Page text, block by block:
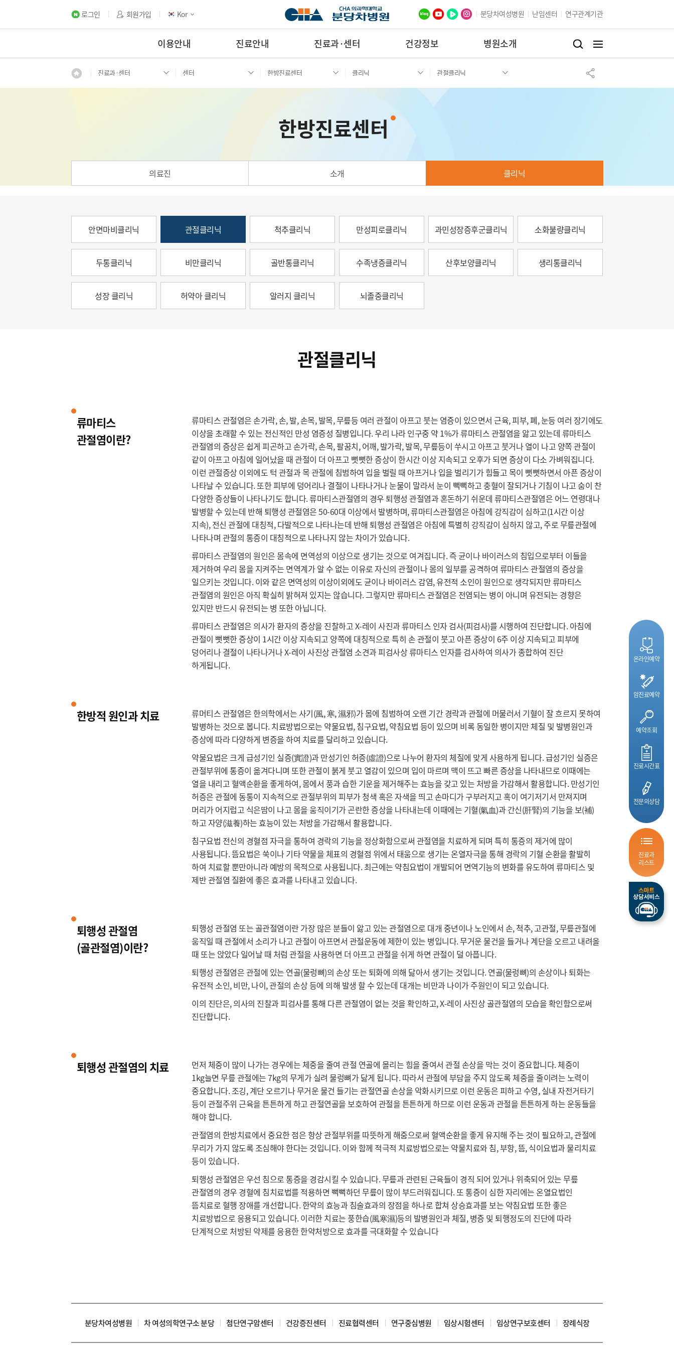
로그인 회원가입 Kor 분당차여성병원 난임센터 연구관계기관
이용안내 진료안내 진료과·센터 건강정보 병원소개
온라인예약
암진료예약
예약조회
진료시간표
전문의상담
진료과
리스트
진료과·센터 센터 한방진료센터 클리닉 관절클리닉
한방진료센터
의료진 소개 클리닉
안면마비클리닉 관절클리닉 척추클리닉 만성피로클리닉 과민성장증후군클리닉 소화불량클리닉
두통클리닉 비만클리닉 골반통클리닉 수족냉증클리닉 산후보양클리닉 생리통클리닉
성장 클리닉 허약아 클리닉 알러지 클리닉 뇌졸중클리닉
관절클리닉
류마티스
관절염이란?
류마티스 관절염은 손가락, 손, 발, 손목, 발목, 무릎등 여러 관절이 아프고 붓는 염증이 있으면서 근육, 피부, 폐, 눈등 여러 장기에도
이상을 초래할 수 있는 전신적인 만성 염증성 질병입니다. 우리 나라 인구중 약 1%가 류마티스 관절염을 앓고 있는데 류마티스
관절염의 증상은 쉽게 피곤하고 손가락, 손목, 팔꿈치, 어깨, 발가락, 발목, 무릎등이 쑤시고 아프고 붓거나 열이 나고 양쪽 관절이
같이 아프고 아침에 일어났을 때 관절이 더 아프고 뻣뻣한 증상이 한시간 이상 지속되고 오후가 되면 증상이 다소 가벼워집니다.
이런 관절증상 이외에도 턱 관절과 목 관절에 침범하여 입을 벌릴 때 아프거나 입을 벌리기가 힘들고 목이 뻣뻣하면서 아픈 증상이
나타날 수 있습니다. 또한 피부에 덩어리나 결절이 나타나거나 눈물이 말라서 눈이 뻑뻑하고 충혈이 잘되거나 기침이 나고 숨이 찬
다양한 증상들이 나타나기도 합니다. 류마티스관절염의 경우 퇴행성 관절염과 혼돈하기 쉬운데 류마티스관절염은 어느 연령대나
발병할 수 있는데 반해 퇴행성 관절염은 50-60대 이상에서 발병하며, 류마티스관절염은 아침에 강직감이 심하고(1시간 이상
지속), 전신 관절에 대칭적, 다발적으로 나타나는데 반해 퇴행성 관절염은 아침에 특별히 강직감이 심하지 않고, 주로 무릎관절에
나타나며 관절의 통증이 대칭적으로 나타나지 않는 차이가 있습니다.
류마티스 관절염의 원인은 몸속에 면역성의 이상으로 생기는 것으로 여겨집니다. 즉 균이나 바이러스의 침입으로부터 이들을
제거하여 우리 몸을 지켜주는 면역계가 알 수 없는 이유로 자신의 관절이나 몸의 일부를 공격하여 류마티스 관절염의 증상을
일으키는 것입니다. 이와 같은 면역성의 이상이외에도 균이나 바이러스 감염, 유전적 소인이 원인으로 생각되지만 류마티스
관절염의 원인은 아직 확실히 밝혀져 있지는 않습니다. 그렇지만 류마티스 관절염은 전염되는 병이 아니며 유전되는 경향은
있지만 반드시 유전되는 병 또한 아닙니다.
류마티스 관절염은 의사가 환자의 증상을 진찰하고 X-레이 사진과 류마티스 인자 검사(피검사)를 시행하여 진단합니다. 아침에
관절이 뻣뻣한 증상이 1시간 이상 지속되고 양쪽에 대칭적으로 특히 손 관절이 붓고 아픈 증상이 6주 이상 지속되고 피부에
덩어리나 결절이 나타나거나 X-레이 사진상 관절염 소견과 피검사상 류마티스 인자를 검사하여 의사가 종합하여 진단
하게됩니다.
한방적 원인과 치료
류머티스 관절염은 한의학에서는 사기(風, 寒, 濕邪)가 몸에 침범하여 오랜 기간 경락과 관절에 머물러서 기혈이 잘 흐르지 못하여
발병하는 것으로 봅니다. 치료방법으로는 약물요법, 침구요법, 약침요법 등이 있으며 비록 동일한 병이지만 체질 및 발병원인과
증상에 따라 다양하게 변증을 하여 치료를 달리하고 있습니다.
약물요법은 크게 급성기인 실증(實證)과 만성기인 허증(虛證)으로 나누어 환자의 체질에 맞게 사용하게 됩니다. 급성기인 실증은
관절부위에 통증이 옮겨다니며 또한 관절이 붉게 붓고 열감이 있으며 입이 마르며 맥이 뜨고 빠른 증상을 나타내므로 이때에는
열을 내리고 혈액순환을 좋게하여, 몸에서 풍과 습한 기운을 제거해주는 효능을 갖고 있는 처방을 가감해서 활용합니다. 만성기인
허증은 관절에 동통이 지속적으로 관절부위의 피부가 청색 혹은 자색을 띄고 손마디가 구부러지고 혹이 여기저기서 만져지며
머리가 어지럽고 식은땀이 나고 몸을 움직이기가 곤란한 증상을 나타내는데 이때에는 기혈(氣血)과 간신(肝腎)의 기능을 보(補)
하고 자양(滋養)하는 효능이 있는 처방을 가감해서 활용합니다.
침구요법 전신의 경혈점 자극을 통하여 경락의 기능을 정상화함으로써 관절염을 치료하게 되며 특히 통증의 제거에 많이
사용됩니다. 뜸요법은 쑥이나 기타 약물을 체표의 경혈점 위에서 태움으로 생기는 온열자극을 통해 경락의 기혈 순환을 활발히
하여 치료할 뿐만아니라 예방의 목적으로 사용됩니다. 최근에는 약침요법이 개발되어 면역기능의 변화를 유도하여 류마티스 및
제반 관절염 질환에 좋은 효과를 나타내고 있습니다.
퇴행성 관절염
(골관절염)이란?
퇴행성 관절염 또는 골관절염이란 가장 많은 분들이 앓고 있는 관절염으로 대개 중년이나 노인에서 손, 척추, 고관절, 무릎관절에
움직일 때 관절에서 소리가 나고 관절이 아프면서 관절운동에 제한이 있는 병입니다. 무거운 물건을 들거나 계단을 오르고 내려올
때 또는 앉았다 일어날 때 처럼 관절을 사용하면 더 아프고 관절을 쉬게 하면 관절이 덜 아픕니다.
퇴행성 관절염은 관절에 있는 연골(물렁뼈)의 손상 또는 퇴화에 의해 닳아서 생기는 것입니다. 연골(물렁뼈)의 손상이나 퇴화는
유전적 소인, 비만, 나이, 관절의 손상 등에 의해 발생 할 수 있는데 대개는 비만과 나이가 주원인이 되고 있습니다.
이의 진단은, 의사의 진찰과 피검사를 통해 다른 관절염이 없는 것을 확인하고, X-레이 사진상 골관절염의 모습을 확인함으로써
진단합니다.
퇴행성 관절염의 치료
먼저 체중이 많이 나가는 경우에는 체중을 줄여 관절 연골에 몰리는 힘을 줄여서 관절 손상을 막는 것이 중요합니다. 체중이
1kg늘면 무릎 관절에는 7kg의 무게가 실려 물렁뼈가 닳게 됩니다. 따라서 관절에 부담을 주지 않도록 체중을 줄이려는 노력이
중요합니다. 조깅, 계단 오르기나 무거운 물건 들기는 관절연골 손상을 악화시키므로 이런 운동은 피하고 수영, 실내 자전거타기
등이 관절주위 근육을 튼튼하게 하고 관절연골을 보호하여 관절을 튼튼하게 하므로 이런 운동과 관절을 튼튼하게 하는 운동들을
해야 합니다.
관절염의 한방치료에서 중요한 점은 항상 관절부위를 따뜻하게 해줌으로써 혈액순환을 좋게 유지해 주는 것이 필요하고, 관절에
무리가 가지 않도록 조심해야 한다는 것입니다. 이와 함께 적극적 치료방법으로는 약물치료와 침, 부항, 뜸, 식이요법과 물리치료
등이 있습니다.
퇴행성 관절염은 우선 침으로 통증을 경감시킬 수 있습니다. 무릎과 관련된 근육들이 경직 되어 있거나 위축되어 있는 무릎
관절염의 경우 경혈에 침치료법를 적용하면 뻑뻑하던 무릎이 많이 부드러워집니다. 또 통증이 심한 자리에는 온열요법인
뜸치료로 혈행 장애를 개선합니다. 한약의 효능과 침술효과의 장점을 하나로 합쳐 상승효과를 보는 약침요법 또한 좋은
치료방법으로 응용되고 있습니다. 이러한 치료는 풍한습(風寒濕)등의 발병원인과 체질, 병증 및 퇴행정도의 진단에 따라
단계적으로 처방된 약제를 응용한 한약처방으로 효과를 극대화할 수 있습니다
분당차여성병원 차 여성의학연구소 분당 첨단연구암센터 건강증진센터 진료협력센터 연구중심병원 임상시험센터 임상연구보호센터 장례식장